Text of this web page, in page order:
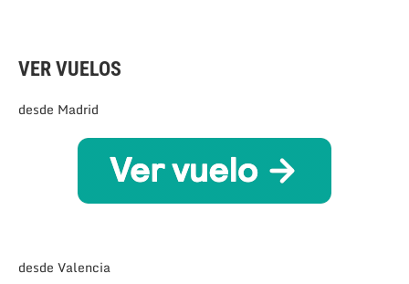
VER VUELOS
desde Madrid
desde Valencia